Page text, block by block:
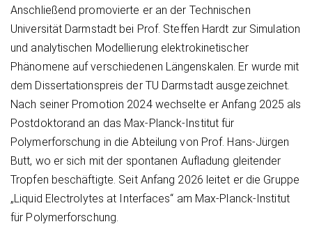
Anschließend promovierte er an der Technischen
Universität Darmstadt bei Prof. Steffen Hardt zur Simulation
und analytischen Modellierung elektrokinetischer
Phänomene auf verschiedenen Längenskalen. Er wurde mit
dem Dissertationspreis der TU Darmstadt ausgezeichnet.
Nach seiner Promotion 2024 wechselte er Anfang 2025 als
Postdoktorand an das Max-Planck-Institut für
Polymerforschung in die Abteilung von Prof. Hans-Jürgen
Butt, wo er sich mit der spontanen Aufladung gleitender
Tropfen beschäftigte. Seit Anfang 2026 leitet er die Gruppe
„Liquid Electrolytes at Interfaces“ am Max-Planck-Institut
für Polymerforschung.